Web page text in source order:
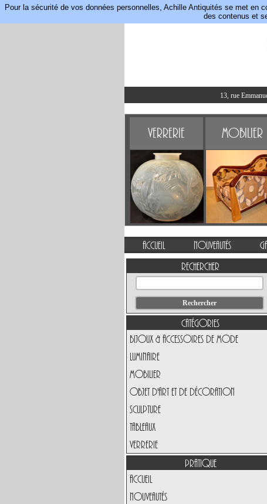
Pour la sécurité de vos données personnelles, Achille Antiquités se met en
des contenus et
13, rue
Verrerie Mobilier
Accueil Nouveautés
Rechercher
Catégories
Bijoux & Accessoires de Mode
Luminaire
Mobilier
Objet d'art et de Décoration
Sculpture
Tableaux
Verrerie
Pratique
Accueil
Nouveautés